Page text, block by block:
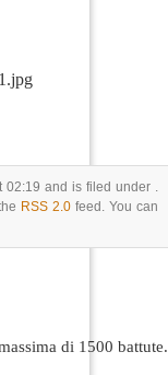
02:19 and is filed under .
RSS 2.0 feed. You can
di 1500 battute.